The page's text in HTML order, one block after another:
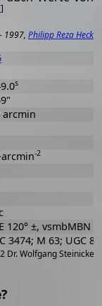
]
Philipp Reza Heck
Dr. Wolfgang Steinicke
s
arcmin
-2
120° ±, vsmbMBN
3474; M 63; UGC